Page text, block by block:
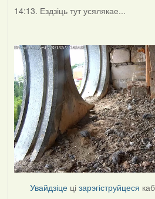
14:13. Ездзіць тут усялякае...
Увайдзіце цізарэгіструйцеся